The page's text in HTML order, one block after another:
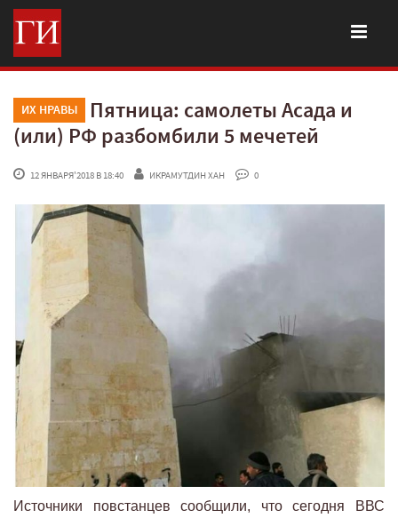
ИХ НРАВЫ
Пятница: самолеты Асада и
(или) РФ разбомбили 5 мечетей
12 ЯНВАРЯ'2018 В 18:40 ИКРАМУТДИН ХАН 0
Источники повстанцев сообщили, что сегодня ВВС